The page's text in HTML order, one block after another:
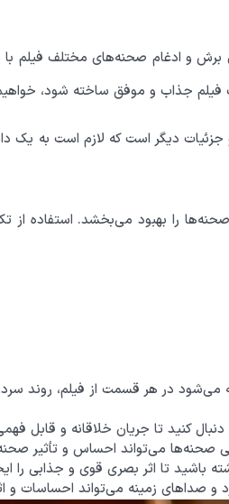
برش و ادغام صحنه‌های مختلف فیلم
فیلم جذاب و موفق ساخته شود،
دیگر است که لازم است به یک
را بهبود می‌بخشد. استفاده از
در هر قسمت از فیلم، روند
کنید تا جریان خلاقانه و قابل
صحنه‌ها می‌تواند احساس و تأثیر
باشید تا اثر بصری قوی و جذابی را
زمینه می‌تواند احساسات و